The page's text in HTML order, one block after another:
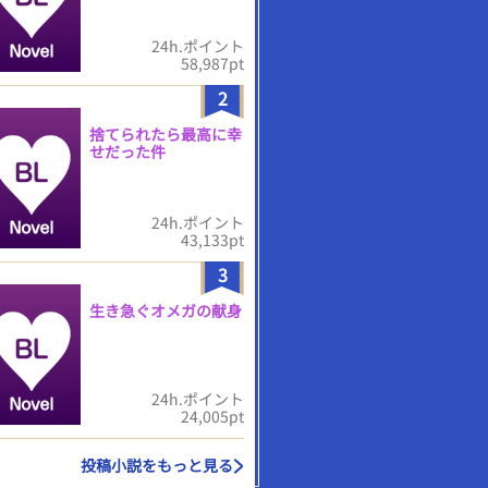
24h.ポイント
58,987pt
2
捨てられたら最高に幸
せだった件
24h.ポイント
43,133pt
3
生き急ぐオメガの献身
24h.ポイント
24,005pt
投稿小説をもっと見る